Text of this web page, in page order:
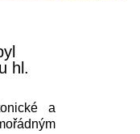
hl.
a